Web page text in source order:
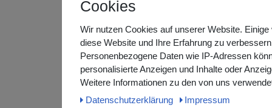
Moderne
Hydroaktive Wundauflagen schaffen ein feuchtes
trockene Auflagen verwendet, die oft an der
Versorgung. Sie nehmen überschüssiges
Unsere
Cookies
Wir nutzen Cookies auf unserer Website.
diese Website und Ihre Erfahrung zu
Personenbezogene Daten wie IP-Adressen
personalisierte Anzeigen und Inhalte oder
Weitere Informationen zu den von uns
Daten­schutz­erklärung
Impressum